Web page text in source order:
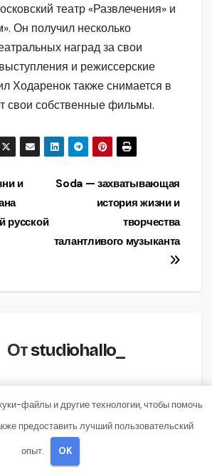
театр «Развлечения» и
Он получил несколько
наград за свои
и режиссерские
Ходаренок также снимается в
свои собственные фильмы.
Soda — захватывающая
история жизни и
творчества
талантливого музыканта
и
русской
Отstudiohallo_
файлы и другие технологии, чтобы помочь
предоставить лучший пользовательский
опыт. OK